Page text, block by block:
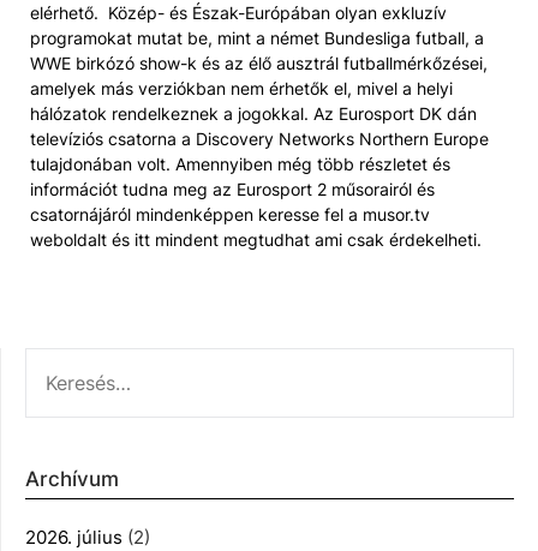
elérhető. Közép- és Észak-Európában olyan exkluzív
programokat mutat be, mint a német Bundesliga futball, a
WWE birkózó show-k és az élő ausztrál futballmérkőzései,
amelyek más verziókban nem érhetők el, mivel a helyi
hálózatok rendelkeznek a jogokkal. Az Eurosport DK dán
televíziós csatorna a Discovery Networks Northern Europe
tulajdonában volt. Amennyiben még több részletet és
információt tudna meg az Eurosport 2 műsorairól és
csatornájáról mindenképpen keresse fel a musor.tv
weboldalt és itt mindent megtudhat ami csak érdekelheti.
Archívum
2026. július (2)